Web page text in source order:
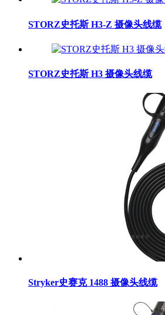
STORZ史托斯 H3-Z 摄像头线缆
STORZ史托斯 H3 摄像头线缆
Stryker史赛克 1488 摄像头线缆